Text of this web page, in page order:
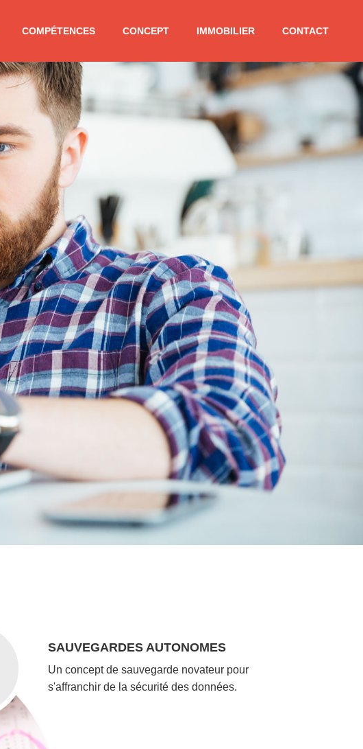
COMPÉTENCES CONCEPT IMMOBILIER CONTACT
SAUVEGARDES AUTONOMES
Un concept de sauvegarde novateur pour
s'affranchir de la sécurité des données.